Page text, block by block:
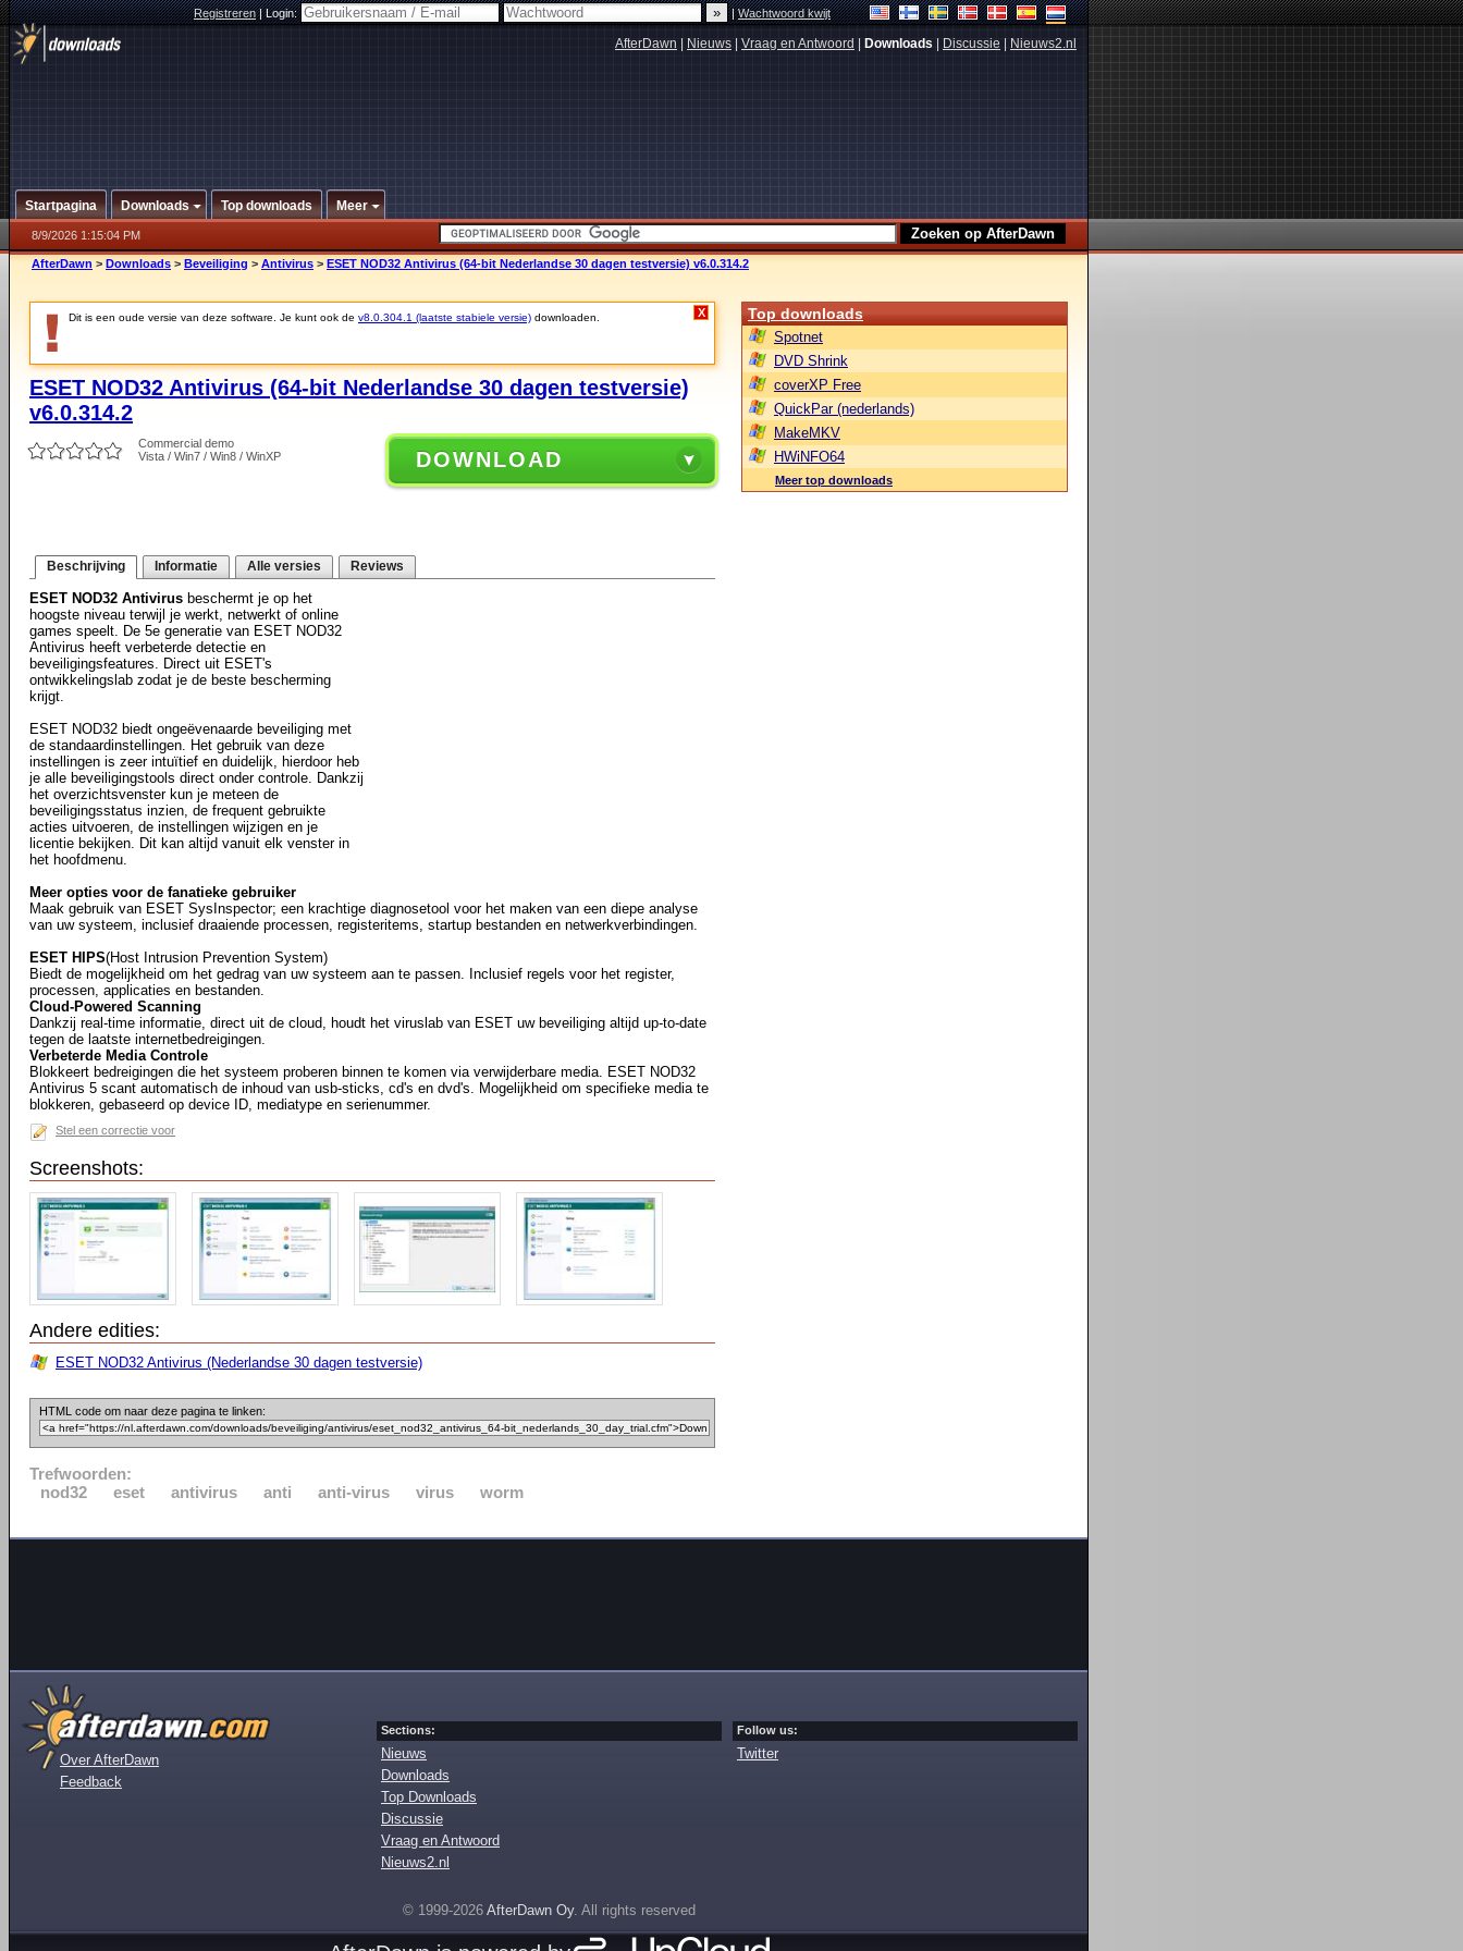
Registreren|Login: |Wachtwoord kwijt
AfterDawn Nieuws Vraag en Antwoord Downloads Discussie Nieuws2.nl
Startpagina Downloads Top downloads Meer
8/9/2026 1:15:04 PM
AfterDawn > Downloads > Beveiliging > Antivirus > ESET NOD32 Antivirus (64-bit Nederlandse 30 dagen testversie) v6.0.314.2
Dit is een oude versie van deze software. Je kunt ook de v8.0.304.1 (laatste stabiele versie) downloaden. X
ESET NOD32 Antivirus (64-bit Nederlandse 30 dagen testversie)
v6.0.314.2
Commercial demo
Vista / Win7 / Win8 / WinXP
DOWNLOAD
Beschrijving Informatie Alle versies Reviews
ESET NOD32 Antivirus beschermt je op het
hoogste niveau terwijl je werkt, netwerkt of online
games speelt. De 5e generatie van ESET NOD32
Antivirus heeft verbeterde detectie en
beveiligingsfeatures. Direct uit ESET's
ontwikkelingslab zodat je de beste bescherming
krijgt.
ESET NOD32 biedt ongeëvenaarde beveiliging met
de standaardinstellingen. Het gebruik van deze
instellingen is zeer intuïtief en duidelijk, hierdoor heb
je alle beveiligingstools direct onder controle. Dankzij
het overzichtsvenster kun je meteen de
beveiligingsstatus inzien, de frequent gebruikte
acties uitvoeren, de instellingen wijzigen en je
licentie bekijken. Dit kan altijd vanuit elk venster in
het hoofdmenu.
Meer opties voor de fanatieke gebruiker
Maak gebruik van ESET SysInspector; een krachtige diagnosetool voor het maken van een diepe analyse
van uw systeem, inclusief draaiende processen, registeritems, startup bestanden en netwerkverbindingen.
ESET HIPS(Host Intrusion Prevention System)
Biedt de mogelijkheid om het gedrag van uw systeem aan te passen. Inclusief regels voor het register,
processen, applicaties en bestanden.
Cloud-Powered Scanning
Dankzij real-time informatie, direct uit de cloud, houdt het viruslab van ESET uw beveiliging altijd up-to-date
tegen de laatste internetbedreigingen.
Verbeterde Media Controle
Blokkeert bedreigingen die het systeem proberen binnen te komen via verwijderbare media. ESET NOD32
Antivirus 5 scant automatisch de inhoud van usb-sticks, cd's en dvd's. Mogelijkheid om specifieke media te
blokkeren, gebaseerd op device ID, mediatype en serienummer.
Stel een correctie voor
Screenshots:
Andere edities:
ESET NOD32 Antivirus (Nederlandse 30 dagen testversie)
HTML code om naar deze pagina te linken:
Trefwoorden:
nod32
eset antivirus anti anti-virus virus worm
Top downloads
Spotnet
DVD Shrink
coverXP Free
QuickPar (nederlands)
MakeMKV
HWiNFO64
Meer top downloads
Over AfterDawn
Feedback
Sections:
Nieuws
Downloads
Top Downloads
Discussie
Vraag en Antwoord
Nieuws2.nl
Follow us:
Twitter
© 1999-2026 AfterDawn Oy. All rights reserved